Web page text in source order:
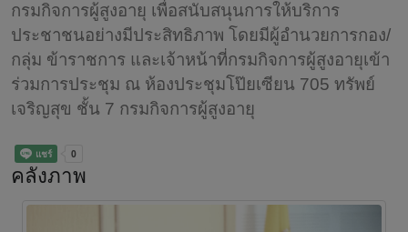
กรมกิจการผู้สูงอายุ เพื่อสนับสนุนการให้บริการ
ประชาชนอย่างมีประสิทธิภาพ โดยมีผู้อำนวยการกอง/
กลุ่ม ข้าราชการ และเจ้าหน้าที่กรมกิจการผู้สูงอายุเข้า
ร่วมการประชุม ณ ห้องประชุมโป๊ยเซียน 705 ทรัพย์
เจริญสุข ชั้น 7 กรมกิจการผู้สูงอายุ
คลังภาพ